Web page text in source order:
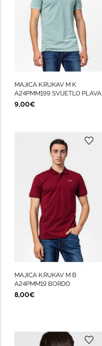
MAJICA K.RUKAV M K
A24PMM199 SVIJETLO PLAVA
9,00€
MAJICA K.RUKAV M B
A24PMM19 BORDO
8,00€